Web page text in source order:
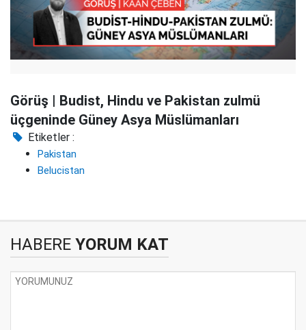
Görüş | Budist, Hindu ve Pakistan zulmü
üçgeninde Güney Asya Müslümanları
Etiketler :
Pakistan
Belucistan
HABERE YORUM KAT